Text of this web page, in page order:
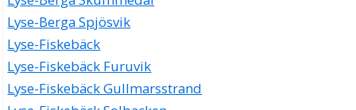
Lyse-Berga Spjösvik
Lyse-Fiskebäck
Lyse-Fiskebäck Furuvik
Lyse-Fiskebäck Gullmarsstrand